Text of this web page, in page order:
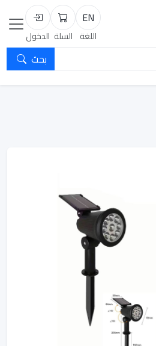
EN
اللغة
السلة
السلة
تسجيل
الدخول
بحث